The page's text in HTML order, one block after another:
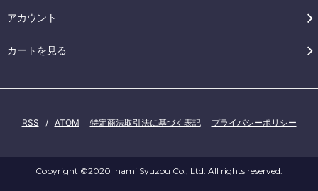
アカウント
カートを見る
RSS / ATOM 特定商法取引法に基づく表記 プライバシーポリシー
Copyright ©2020 Inami Syuzou Co., Ltd. All rights reserved.